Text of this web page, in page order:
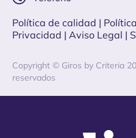
Política de calidad |
Privacidad | Aviso Legal |
Copyright © Giros by Criteria
reservados